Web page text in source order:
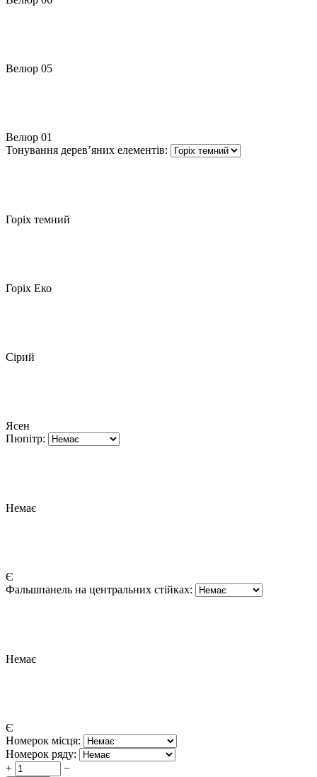
Велюр 05
Велюр 01
Тонування дерев’яних елементів:
Горіх темний
Горіх Еко
Сірий
Ясен
Пюпітр:
Немає
Є
Фальшпанель на центральних стійках:
Немає
Є
Номерок місця:
Номерок ряду:
+
−